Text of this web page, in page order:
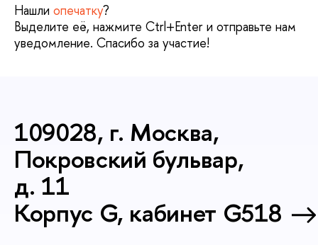
Нашли опечатку?
Выделите её, нажмите Ctrl+Enter и отправьте нам
уведомление. Спасибо за участие!
109028, г. Москва,
Покровский бульвар,
д. 11
Корпус G, кабинет G518